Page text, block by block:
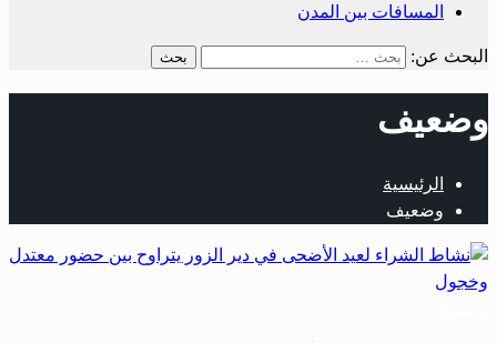
المسافات بين المدن
البحث عن:
وضعيف
الرئيسية
وضعيف